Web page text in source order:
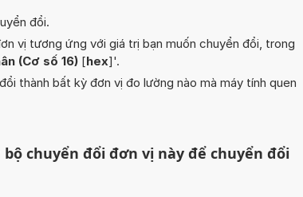
đổi.
vị tương ứng với giá trị bạn muốn chuyển đổi, trong
(Cơ số 16) [hex]'.
thành bất kỳ đơn vị đo lường nào mà máy tính quen
chuyển đổi đơn vị này để chuyển đổi